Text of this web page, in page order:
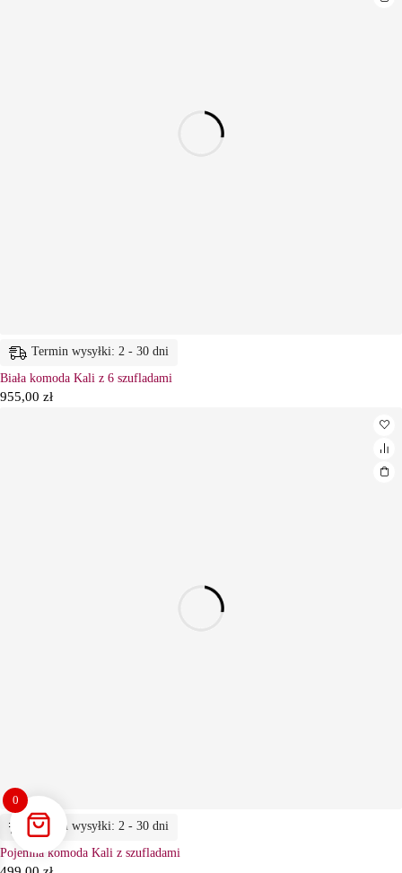
Termin wysyłki: 2 - 30 dni
Biała komoda Kali z 6 szufladami
955,00 zł
Termin wysyłki: 2 - 30 dni
Pojemna komoda Kali z szufladami
0